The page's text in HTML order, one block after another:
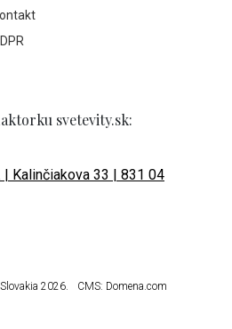
svetevity.sk:
| Kalinčiakova 33 | 831 04
2026. CMS: Domena.com